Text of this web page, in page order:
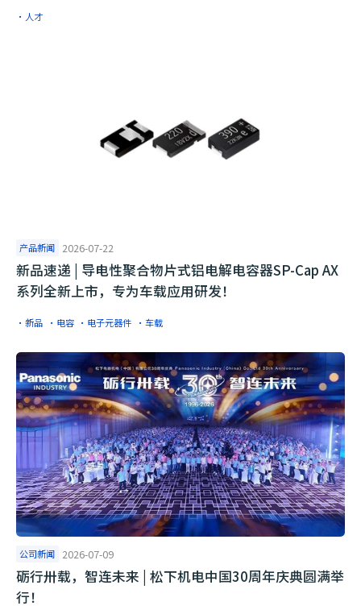
·人才
产品新闻 2026-07-22
​新品速递 | 导电性聚合物片式铝电解电容器SP-Cap AX
系列全新上市，专为车载应用研发！
·新品 ·电容 ·电子元器件 ·车载
公司新闻 2026-07-09
砺行卅载，智连未来 | 松下机电中国30周年庆典圆满举
行！